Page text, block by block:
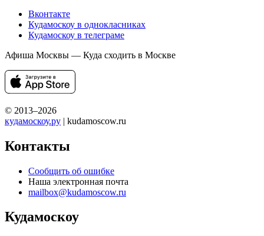
Вконтакте
Кудамоскоу в однокласниках
Кудамоскоу в телеграме
Афиша Москвы — Куда сходить в Москве
© 2013–2026
кудамоскоу.ру | kudamoscow.ru
Контакты
Сообщить об ошибке
Наша электронная почта
mailbox@kudamoscow.ru
Кудамоскоу